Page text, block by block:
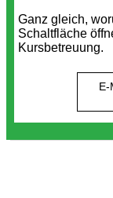
Ganz gleich,
Schaltfläche
Kursbetreuung.
E-